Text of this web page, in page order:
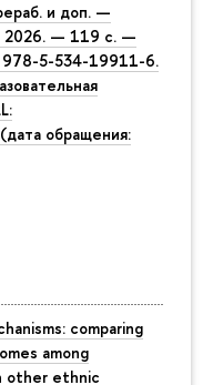
и доп. —
2026. — 119 с. —
978-5-534-19911-6.
обращения:
comparing
among
other ethnic